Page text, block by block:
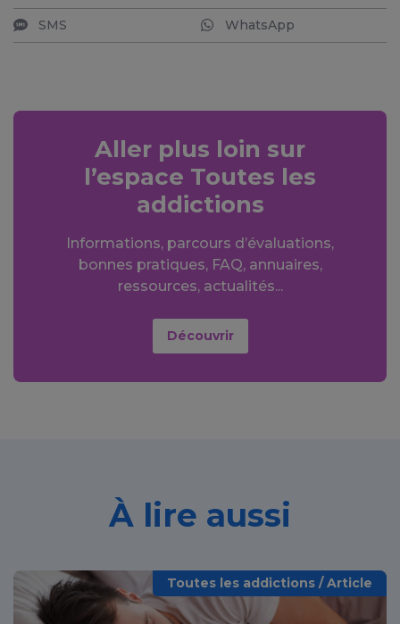
SMS WhatsApp
Aller plus loin sur
l’espace Toutes les
addictions
Informations, parcours d’évaluations,
bonnes pratiques, FAQ, annuaires,
ressources, actualités...
Découvrir
À lire aussi
Toutes les addictions / Article